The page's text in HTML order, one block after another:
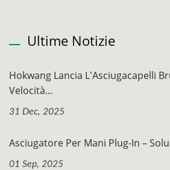
Ultime Notizie
Hokwang Lancia L'Asciugacapelli
Velocità...
31 Dec, 2025
Asciugatore Per Mani Plug-In –
01 Sep, 2025